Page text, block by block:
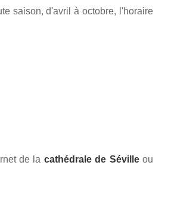
saison, d'avril à octobre, l'horaire
de la cathédrale de Sévilleou